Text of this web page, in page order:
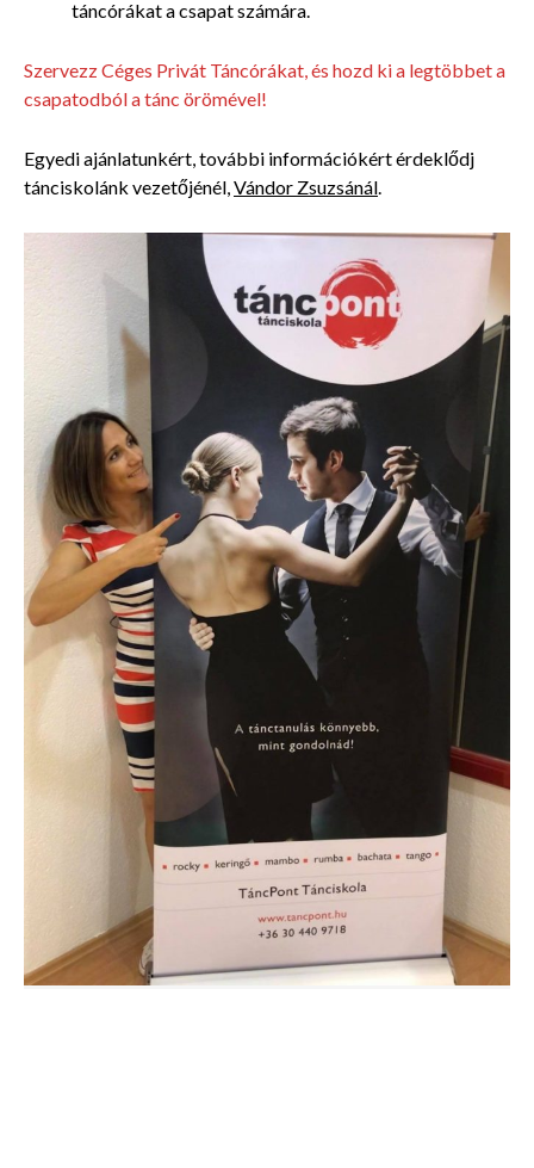
táncórákat a csapat számára.
Szervezz Céges Privát Táncórákat, és hozd ki a legtöbbet a
csapatodból a tánc örömével!
Egyedi ajánlatunkért, további információkért érdeklődj
tánciskolánk vezetőjénél,Vándor Zsuzsánál.